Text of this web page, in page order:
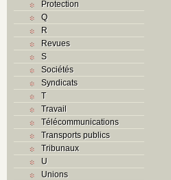
Protection
Q
R
Revues
S
Sociétés
Syndicats
T
Travail
Télécommunications
Transports publics
Tribunaux
U
Unions